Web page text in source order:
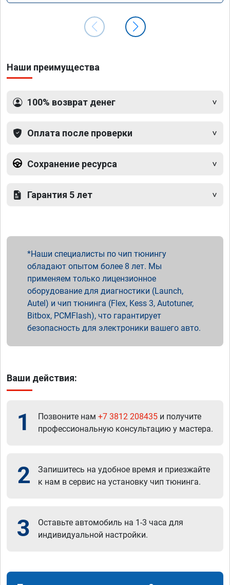
Наши преимущества
100% возврат денег
Оплата после проверки
Сохранение ресурса
Гарантия 5 лет
Наши специалисты по чип тюнингу
обладают опытом более 8 лет. Мы
применяем только лицензионное
оборудование для диагностики (Launch,
Autel) и чип тюнинга (Flex, Kess 3, Autotuner,
Bitbox, PCMFlash), что гарантирует
безопасность для электроники вашего авто.
Ваши действия:
1 Позвоните нам +7 3812 208435 и получите
профессиональную консультацию у мастера.
2
Запишитесь на удобное время и приезжайте
к нам в сервис на установку чип тюнинга.
3
Оставьте автомобиль на 1-3 часа для
индивидуальной настройки.